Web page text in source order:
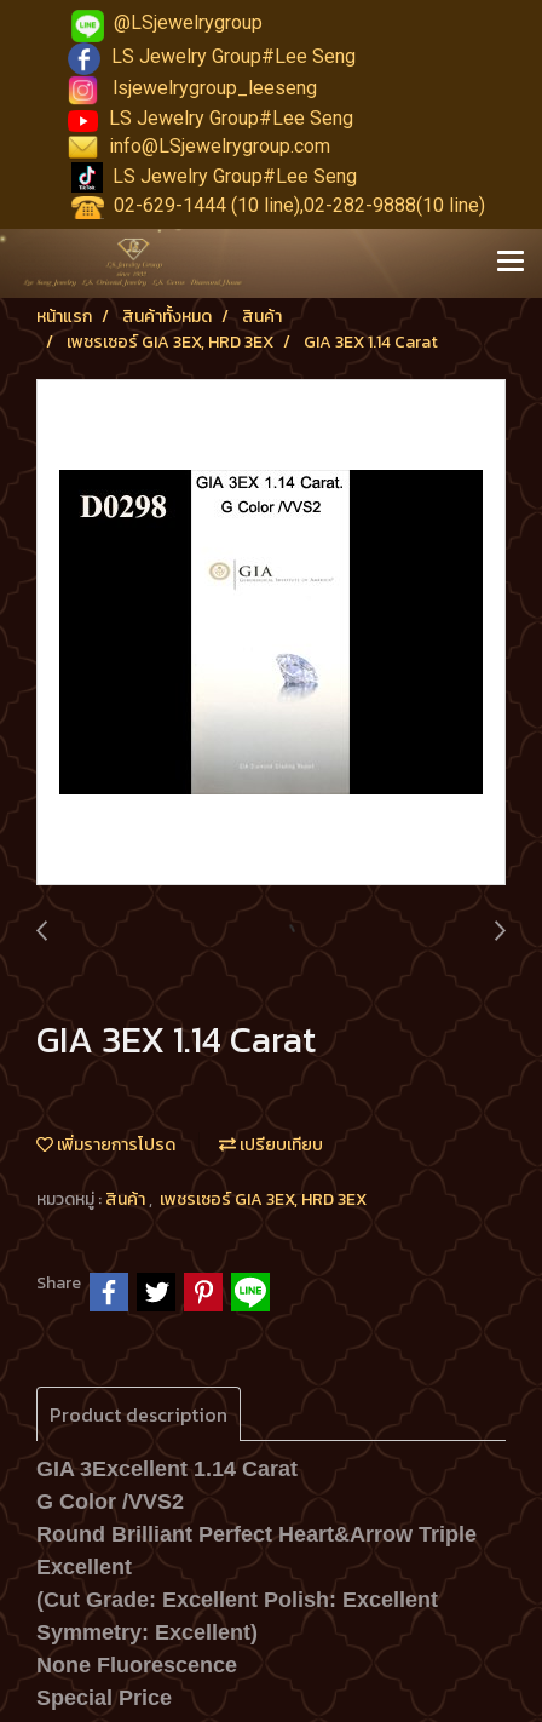
@LSjewelrygroup
LS Jewelry Group#Lee Seng
lsjewelrygroup_leeseng
LS Jewelry Group#Lee Seng
info@LSjewelrygroup.com
LS Jewelry Group#Lee Seng
02-629-1444 (10 line),02-282-9888(10 line)
หน้าแรก สินค้าทั้งหมด
สินค้า
เพชรเซอร์ GIA 3EX, HRD 3EX
GIA 3EX 1.14 Carat
GIA 3EX 1.14 Carat
เพิ่มรายการโปรด เปรียบเทียบ
หมวดหมู่ :สินค้า, เพชรเซอร์ GIA 3EX, HRD 3EX
Share
Product description
GIA 3Excellent 1.14 Carat
G Color /VVS2
Round Brilliant Perfect Heart&Arrow Triple
Excellent
(Cut Grade: Excellent Polish: Excellent
Symmetry: Excellent)
None Fluorescence
Special Price